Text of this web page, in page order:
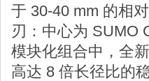
于 30-40 mm 的相
刃：中心为 SUMO
模块化组合中，全
高达 8 倍长径比的